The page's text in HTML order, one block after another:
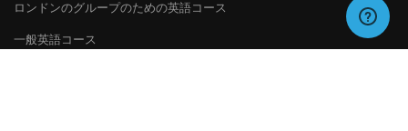
ロンドンのグループのための英語コース
一般英語コース